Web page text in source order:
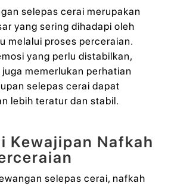
selepas cerai merupakan
yang sering dihadapi oleh
melalui proses perceraian.
yang perlu distabilkan,
memerlukan perhatian
selepas cerai dapat
lebih teratur dan stabil.
Kewajipan Nafkah
selepas cerai, nafkah